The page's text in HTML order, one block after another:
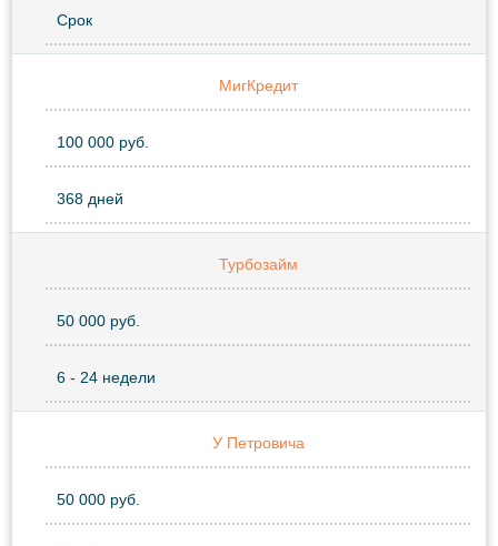
Срок
МигКредит
100 000 руб.
368 дней
Турбозайм
50 000 руб.
6 - 24 недели
У Петровича
50 000 руб.